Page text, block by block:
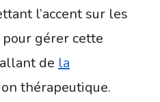
l’accent sur les
gérer cette
de la
thérapeutique.